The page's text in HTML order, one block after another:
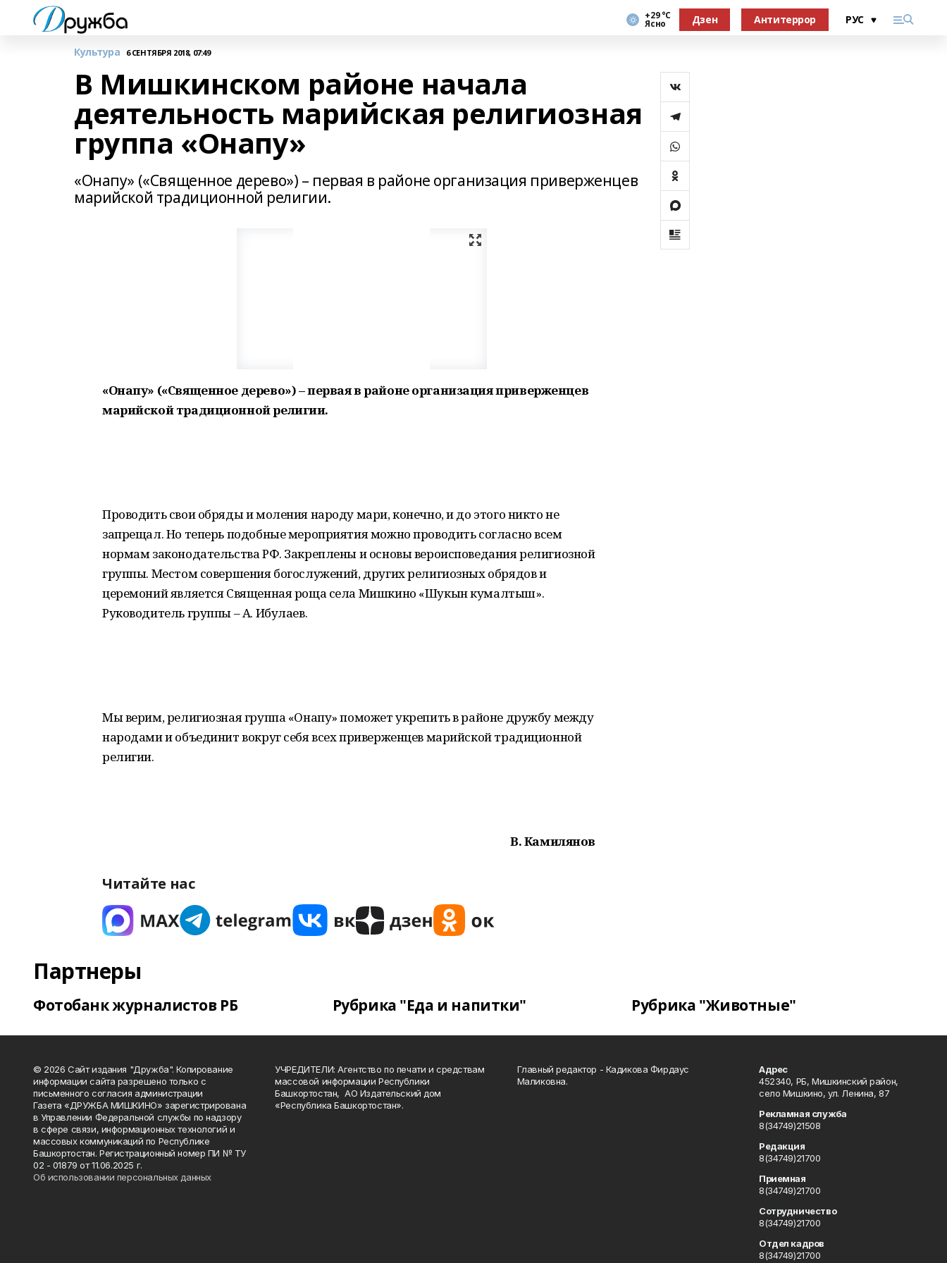
+29 °С
Ясно Дзен Антитеррор
Культура 6 СЕНТЯБРЯ 2018, 07:49
В Мишкинском районе начала
деятельность марийская религиозная
группа «Онапу»
«Онапу» («Священное дерево») – первая в районе организация приверженцев
марийской традиционной религии.
«Онапу» («Священное дерево») – первая в районе организация приверженцев
марийской традиционной религии.
Проводить свои обряды и моления народу мари, конечно, и до этого никто не
запрещал. Но теперь подобные мероприятия можно проводить согласно всем
нормам законодательства РФ. Закреплены и основы вероисповедания религиозной
группы. Местом совершения богослужений, других религиозных обрядов и
церемоний является Священная роща села Мишкино «Шукын кумалтыш».
Руководитель группы – А. Ибулаев.
Мы верим, религиозная группа «Онапу» поможет укрепить в районе дружбу между
народами и объединит вокруг себя всех приверженцев марийской традиционной
религии.
В. Камилянов
Читайте нас
Партнеры
Фотобанк журналистов РБ Рубрика "Еда и напитки" Рубрика "Животные"
© 2026 Сайт издания "Дружба". Копирование
информации сайта разрешено только с
письменного согласия администрации
Газета «ДРУЖБА МИШКИНО» зарегистрирована
в Управлении Федеральной службы по надзору
в сфере связи, информационных технологий и
массовых коммуникаций по Республике
Башкортостан. Регистрационный номер ПИ № ТУ
02 - 01879 от 11.06.2025 г.
Об использовании персональных данных
УЧРЕДИТЕЛИ: Агентство по печати и средствам
массовой информации Республики
Башкортостан, АО Издательский дом
«Республика Башкортостан».
Главный редактор - Кадикова Фирдаус
Маликовна.
Адрес
452340, РБ, Мишкинский район,
село Мишкино, ул. Ленина, 87
Рекламная служба
8(34749)21508
Редакция
8(34749)21700
Приемная
8(34749)21700
Сотрудничество
8(34749)21700
Отдел кадров
8(34749)21700